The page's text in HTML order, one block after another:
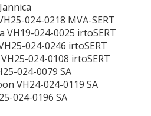
024-0218 MVA-SERT
VH19-024-0025 irtoSERT
024-0246 irtoSERT
024-0108 irtoSERT
024-0079 SA
VH24-024-0119 SA
024-0196 SA